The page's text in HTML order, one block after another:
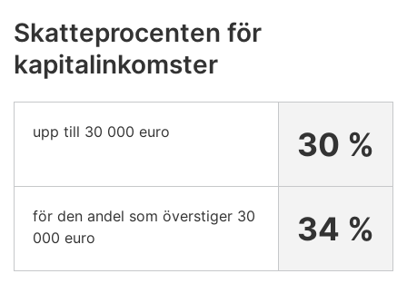
Skatteprocenten för
kapitalinkomster
upp till 30 000 euro 30 %
för den andel som överstiger 30
000 euro
34 %